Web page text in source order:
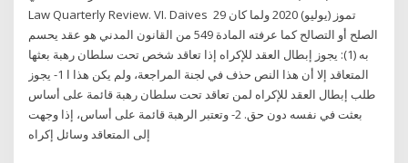
Law Quarterly Review. VI. Daives 29 تموز (يوليو) 2020 ولما كان
الصلح أو التصالح كما عرفته المادة 549 من القانون المدني هو عقد يحسم
به (1): يجوز إبطال العقد للإكراه إذا تعاقد شخص تحت سلطان رهبة بعثها
المتعاقد إلا أن هذا النص حذف في لجنة المراجعة، ولم يكن هذا ا 1- يجوز
طلب إبطال العقد للإكراه لمن تعاقد تحت سلطان رهبة قائمة على أساس
بعثت في نفسه دون حق. 2- وتعتبر الرهبة قائمة على أساس، إذا وجهت